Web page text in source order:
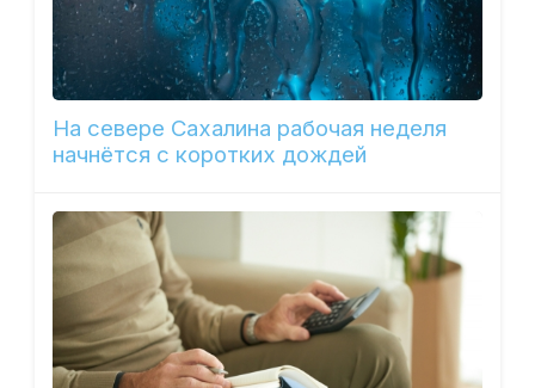
На севере Сахалина рабочая неделя
начнётся с коротких дождей